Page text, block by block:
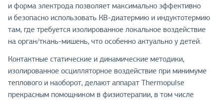
и форма электрода позволяет максимально эффективно
и безопасно использовать КВ-диатермию и индуктотермию
там, где требуется изолированное локальное воздействие
на орган/ткань-мишень, что особенно актуально у детей.
Контактные статические и динамические методики,
изолированное осцилляторное воздействие при минимуме
теплового и наоборот, делают аппарат Thermopulse
прекрасным помощником в физиотерапии, в том числе